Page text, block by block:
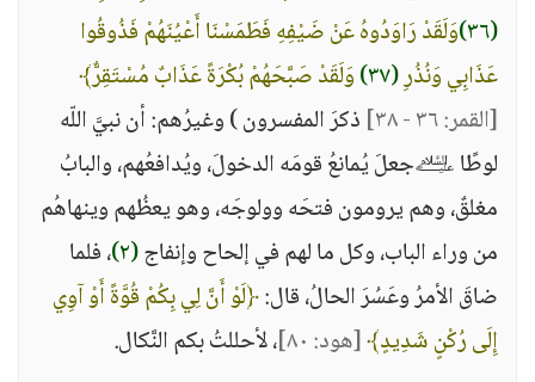
(٣٦)
وَلَقَدْ رَاوَدُوهُ عَنْ ضَيْفِهِ فَطَمَسْنَا أَعْيُنَهُمْ فَذُوقُوا
عَذَابِي وَنُذُرِ(٣٧)
وَلَقَدْ صَبَّحَهُمْ بُكْرَةً عَذَابٌ مُسْتَقِرٌّ﴾
[القمر: ٣٦ - ٣٨]
ذكرَ المفسرون ) وغيرُهم: أن نبيَّ اللّه
لوطًا ﵇جعلَ يُمانعُ قومَه الدخولَ، ويُدافعُهم، والبابُ
مغلقٌ، وهم يرومون فتحَه وولوجَه، وهو يعظُهم وينهاهُم
من وراء الباب، وكل ما لهم في إلحاح وإنفاج(٢) ، فلما
ضاقَ الأمرُ وعَسُرَ الحالُ، قال:﴿لَوْ أَنَّ لِي بِكُمْ قُوَّةً أَوْ آوِي
إِلَى رُكْنٍ شَدِيدٍ﴾[هود: ٨٠]
، لأحللتُ بكم النَّكال.